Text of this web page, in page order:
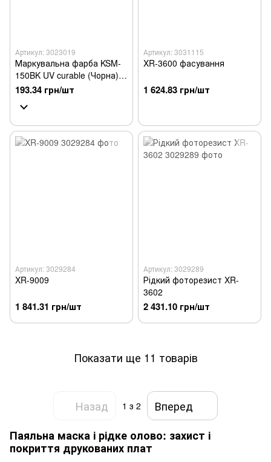
Артикул: 3023019
Маркувальна фарба KSM-
150BK UV curable (Чорна)
40g
193.34 грн/шт
Артикул: 3031115
XR-3600 фасування
1 624.83 грн/шт
Артикул: 3029284
XR-9009
1 841.31 грн/шт
Артикул: 3029289
Рідкий фоторезист XR-
3602
2 431.10 грн/шт
Показати ще 11 товарів
Назад 1 з 2
Вперед
Паяльна маска і рідке олово: захист і
покриття друкованих плат